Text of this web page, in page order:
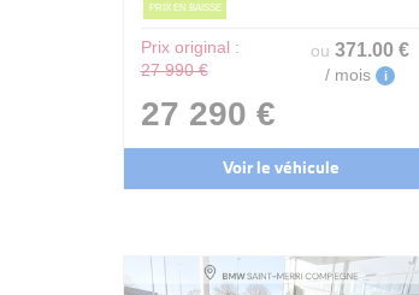
PRIX EN BAISSE
Prix original :
27 990 €
27 290 €
ou371.00 €
/ mois i
Voir le véhicule